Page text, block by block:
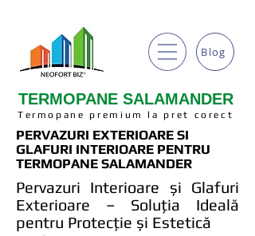
TERMOPANE SALAMANDER
Termopane premium la pret corect
Blog
PERVAZURI EXTERIOARE SI
GLAFURI INTERIOARE PENTRU
TERMOPANE SALAMANDER
Pervazuri Interioare și Glafuri
Exterioare – Soluția Ideală
pentru Protecție și Estetică